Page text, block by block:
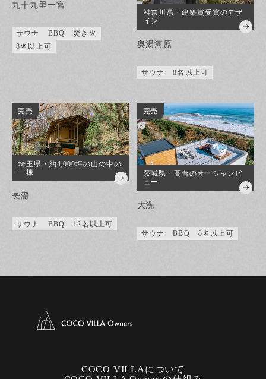
九十九里一宮
サウナ BBQ
焚き火
8名以上可
神奈川県・建築賞受賞のデザ
イン
奥湯河原
サウナ 8名以上可
完売
埼玉県・約4,000坪の山の中の
一棟
長瀞
サウナ BBQ 12名以上可
完売
茨城県・高台のオーシャンビ
ュー
大洗
サウナ BBQ 8名以上可
COCO VILLAについて